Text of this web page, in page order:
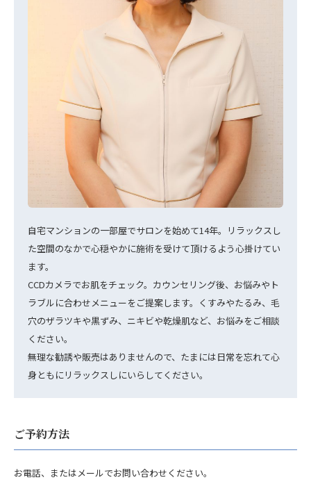
自宅マンションの一部屋でサロンを始めて14年。リラックスし
た空間のなかで心穏やかに施術を受けて頂けるよう心掛けてい
ます。
CCDカメラでお肌をチェック。カウンセリング後、お悩みやト
ラブルに合わせメニューをご提案します。くすみやたるみ、毛
穴のザラツキや黒ずみ、ニキビや乾燥肌など、お悩みをご相談
ください。
無理な勧誘や販売はありませんので、たまには日常を忘れて心
身ともにリラックスしにいらしてください。
ご予約方法
お電話、またはメールでお問い合わせください。